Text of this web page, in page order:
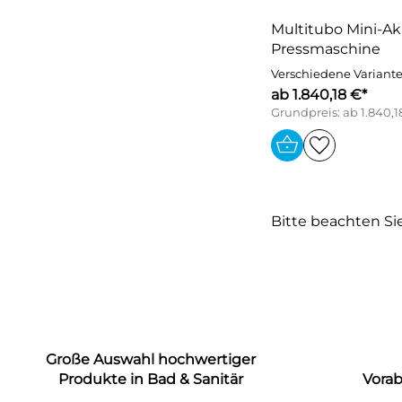
Multitubo Mini-
Pressmaschine
Verschiedene
ab 1.840,18 €*
Grundpreis: ab
Bitte beachten
Große Auswahl hochwertiger
Produkte in Bad & Sanitär